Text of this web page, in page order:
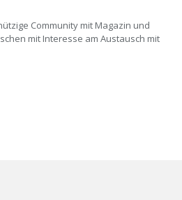
Community mit Magazin und
mit Interesse am Austausch mit